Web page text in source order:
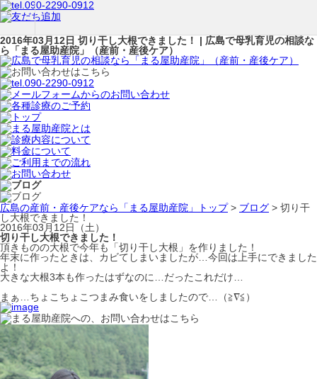
2016年03月12日 切り干し大根できました！ | 広島で母乳育児の相談な
ら「まる屋助産院」（産前・産後ケア）
広島の産前・産後ケアなら「まる屋助産院」トップ> ブログ > 切り干
し大根できました！
2016年03月12日（土）
切り干し大根できました！
頂きものの大根で今年も「切り干し大根」を作りました！
年末に作ったときは、カビてしまいましたが…今回は上手にできました
よ！
大きな大根3本も作ったはずなのに…だったこれだけ…
まぁ…ちょこちょこつまみ食いをしましたので…（≧∇≦）